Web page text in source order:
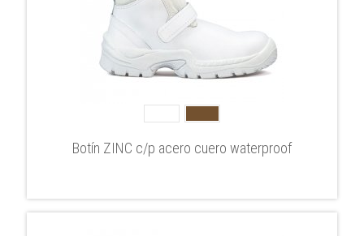
Botín ZINC c/p acero cuero waterproof